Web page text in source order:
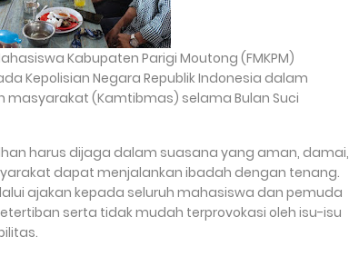
Kabupaten Parigi Moutong (FMKPM)
Kepolisian Negara Republik Indonesia dalam
(Kamtibmas) selama Bulan Suci
harus dijaga dalam suasana yang aman, damai,
dapat menjalankan ibadah dengan tenang.
ajakan kepada seluruh mahasiswa dan pemuda
serta tidak mudah terprovokasi oleh isu-isu